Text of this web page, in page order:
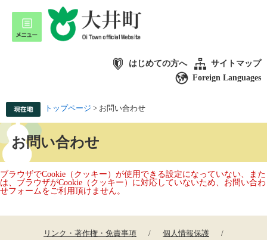
はじめての方へ
サイトマップ
Foreign Languages
トップページ > お問い合わせ
お問い合わせ
ブラウザでCookie（クッキー）が使用できる設定になっていない、また
は、ブラウザがCookie（クッキー）に対応していないため、お問い合わ
せフォームをご利用頂けません。
リンク・著作権・免責事項
個人情報保護